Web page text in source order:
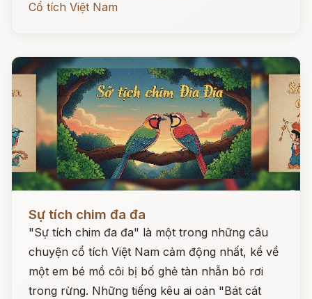
Cổ tích Việt Nam
Sự tích chim đa đa
"Sự tích chim đa đa" là một trong những câu
chuyện cổ tích Việt Nam cảm động nhất, kể về
một em bé mồ côi bị bố ghẻ tàn nhẫn bỏ rơi
trong rừng. Những tiếng kêu ai oán "Bát cát